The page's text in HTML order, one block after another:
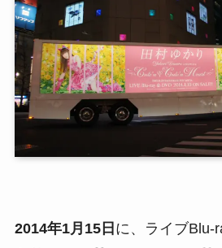
2014年1月15日 に、ライブBlu-